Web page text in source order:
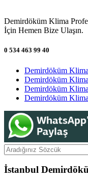
Demirdöküm Klima
İçin Hemen Bize Ulaşın.
0 534 463 99 40
Demirdöküm
Demirdöküm
Demirdöküm
Demirdöküm
İstanbul